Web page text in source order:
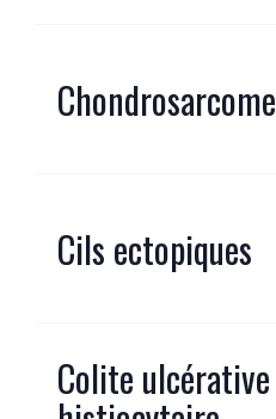
Chondrosarcome
Cils ectopiques
Colite ulcérative